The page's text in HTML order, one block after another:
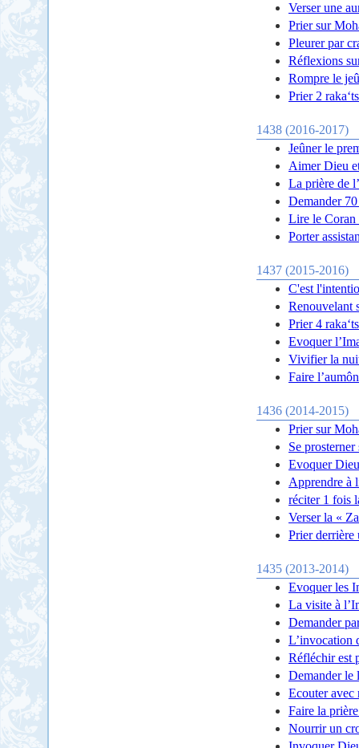
Verser une
Prier sur
Pleurer par
Réflexions
Rompre le
Prier 2
1438 (2016-2017)
Jeûner le
Aimer Dieu
La prière de
Demander
Lire le Coran
Porter
1437 (2015-2016)
C'est
Renouvelant
Prier 4
Evoquer
Vivifier la
Faire
1436 (2014-2015)
Prier sur
Se
Evoquer
Apprendre à
réciter 1 fois
Verser la «
Prier derrière
1435 (2013-2014)
Evoquer les
La visite à
Demander
L’invocation
Réfléchir est
Demander le
Ecouter avec
Faire la
Nourrir un